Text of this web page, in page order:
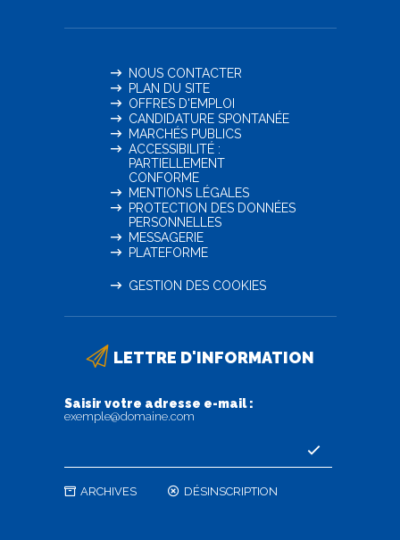
NOUS CONTACTER
PLAN DU SITE
OFFRES D'EMPLOI
CANDIDATURE SPONTANÉE
MARCHÉS PUBLICS
ACCESSIBILITÉ :
PARTIELLEMENT
CONFORME
MENTIONS LÉGALES
PROTECTION DES DONNÉES
PERSONNELLES
MESSAGERIE
PLATEFORME
GESTION DES COOKIES
LETTRE D'INFORMATION
Saisir votre adresse e-mail :
exemple@domaine.com
ARCHIVES DÉSINSCRIPTION